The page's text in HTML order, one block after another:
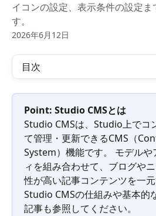
イコンの設定、表示条件の設定ま
す。
2026年6月12日
目次
Point: Studio CMSとは
Studio CMSは、Studio上でコ
て管理・更新できるCMS（
System）機能です。 モデルや
ィを組み合わせて、ブログや
性が高い記事コンテンツを一元
Studio CMSの仕組みや基本的
記事も参照してください。